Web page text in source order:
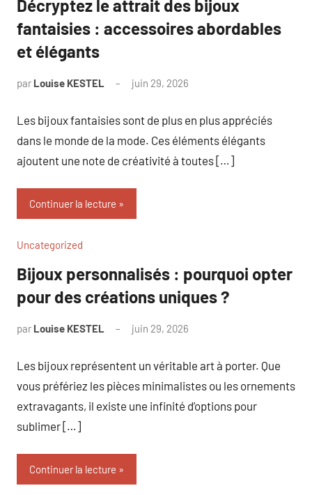
Décryptez le attrait des bijoux
fantaisies : accessoires abordables
et élégants
par Louise KESTEL juin 29, 2026
Les bijoux fantaisies sont de plus en plus appréciés
dans le monde de la mode. Ces éléments élégants
ajoutent une note de créativité à toutes […]
Continuer la lecture
Uncategorized
Bijoux personnalisés : pourquoi opter
pour des créations uniques ?
par Louise KESTEL juin 29, 2026
Les bijoux représentent un véritable art à porter. Que
vous préfériez les pièces minimalistes ou les ornements
extravagants, il existe une infinité d’options pour
sublimer […]
Continuer la lecture